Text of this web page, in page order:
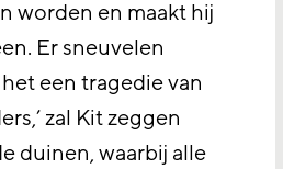
worden en maakt hij
Er sneuvelen
een tragedie van
zal Kit zeggen
duinen, waarbij alle